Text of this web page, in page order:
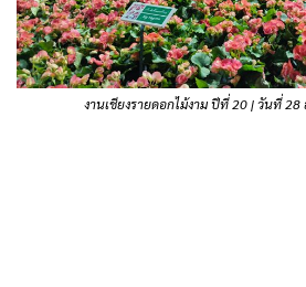
งานเชียงรายดอกไม้งาม ปีที่ 20 | วันที่